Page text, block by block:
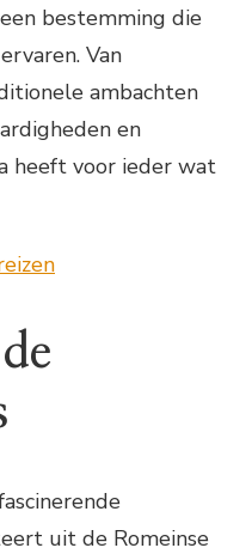
bestemming die
Van
ambachten
en
heeft voor ieder wat
uit de Romeinse